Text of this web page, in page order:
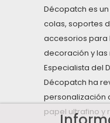
Décopatch es
colas, soportes
accesorios para
decoración y
Especialista del
Décopatch ha
personalización
papel ultrafino y